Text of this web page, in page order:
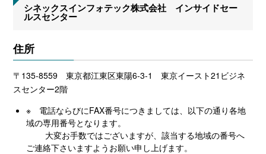
シネックスインフォテック株式会社 インサイドセー
ルスセンター
住所
〒135-8559 東京都江東区東陽6-3-1 東京イースト21ビジネ
スセンター2階
※ 電話ならびにFAX番号につきましては、以下の通り各地
域の専用番号となります。
大変お手数ではございますが、該当する地域の番号へ
ご連絡下さいますようお願い申し上げます。